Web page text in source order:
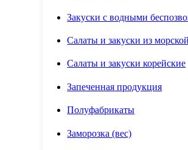
Закуски с водными
Салаты и закуски из
Салаты и закуски корейские
Запеченная продукция
Полуфабрикаты
Заморозка (вес)